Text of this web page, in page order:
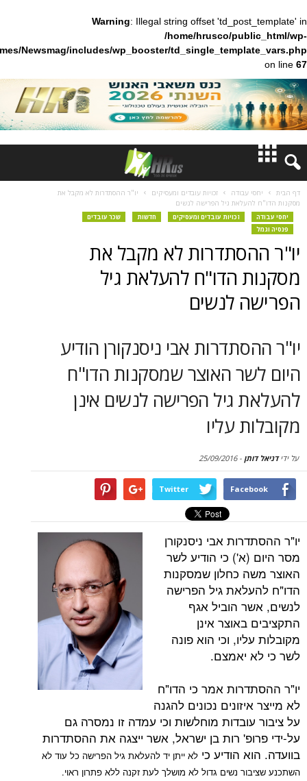
Warning: Illegal string offset
/home/hrusco/
content/themes/Newsmag/includes/wp_booster/
חדשות
עבודה זכויות עובדים ומעסיקים
יו"ר ההסתדרות לא מקבל את
גיל הפרישה לנשים
זכויות עובדים ומעסיקים חדשות שכר עובדים
לא מקבל את
הדו"ח להעלאת גיל
לנשים
אבי ניסנקורן הודיע
האוצר שמסקנות הדו"ח
גיל הפרישה לנשים אינן
עליו
-
25/09/2016
Twitter
אבי ניסנקורן
כי הודיע לשר
כחלון שמסקנות
גיל הפרישה
הוביל אגף
אינן
וכי הוא פונה
יאמצם.
אמר כי הדו"ח
נכונים להגנה
מוחלשות וכי עמדה זו נמסרה גם
רות בן ישראל, אשר ייצגה את ההסתדרות
הודיע כילא ייתן יד להעלאת גיל הפרישה כל עוד לא
נשים גדול לא מושלך לעת זקנה ללא פתרון ראוי.